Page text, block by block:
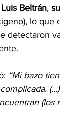
Beltrán,
lo que
detectaron
“Mi bazo
(los